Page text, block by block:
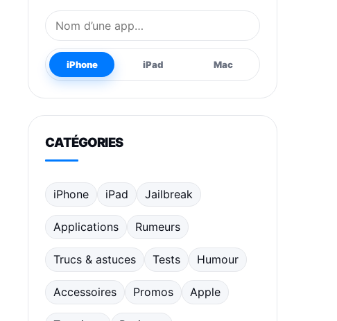
Nom de l’application
iPhone iPad Mac
CATÉGORIES
iPhone iPad Jailbreak
Applications Rumeurs
Trucs & astuces Tests Humour
Accessoires Promos Apple